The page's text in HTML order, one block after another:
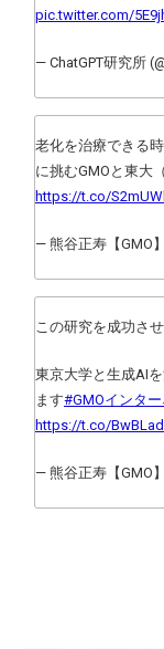
pic.twitter.com/
— ChatGPT研究所
老化を治療できる
に挑むGMOと東大
https://t.co/
— 熊谷正寿【GMO
この研究を成功さ
東京大学と生成AI
ます#GMOインタ
https://t.co/
— 熊谷正寿【GMO